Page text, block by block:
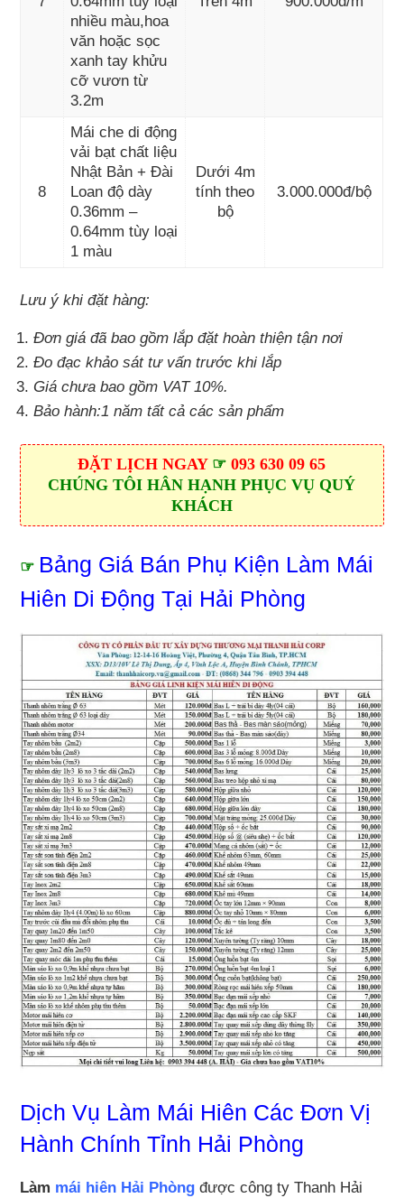
nhiều màu,hoa
văn hoặc sọc
xanh tay khửu
cỡ vươn từ
3.2m
8
Mái che di động
vải bạt chất liệu
Nhật Bản + Đài
Loan độ dày
0.36mm –
0.64mm tùy loại
1 màu
Dưới 4m
tính theo
bộ
3.000.000đ/bộ
Lưu ý khi đặt hàng:
Đơn giá đã bao gồm lắp đặt hoàn thiện tận nơi
Đo đạc khảo sát tư vấn trước khi lắp
Giá chưa bao gồm VAT 10%.
Bảo hành:1 năm tất cả các sản phẩm
ÐẶT LỊCH NGAY ☞ 093 630 09 65
CHÚNG TÔI HÂN HẠNH PHỤC VỤ QUÝ
KHÁCH
☞ Bảng Giá Bán Phụ Kiện Làm Mái
Hiên Di Động Tại Hải Phòng
Dịch Vụ Làm Mái Hiên Các Đơn Vị
Hành Chính Tỉnh Hải Phòng
Làm mái hiên Hải Phòng được công ty Thanh Hải